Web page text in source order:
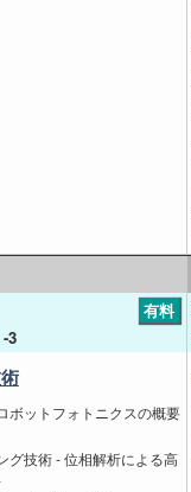
有料
3
ボットフォトニクスの概要
グ技術 - 位相解析による高